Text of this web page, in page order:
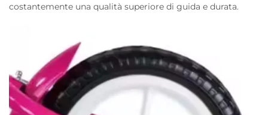
costantemente una qualità superiore di guida e durata.